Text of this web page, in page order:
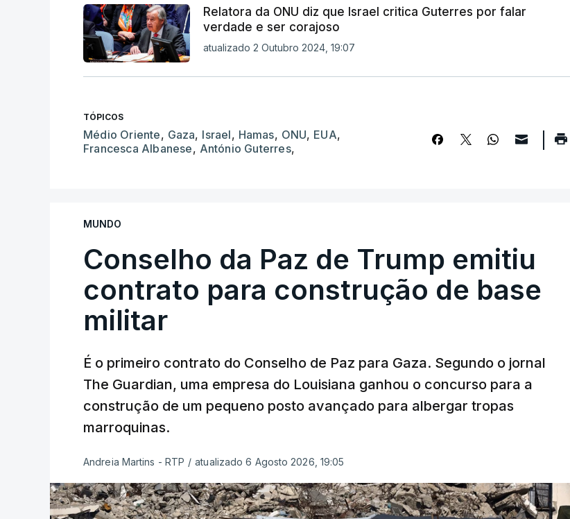
Relatora da ONU diz que Israel critica Guterres por falar
verdade e ser corajoso
atualizado 2 Outubro 2024, 19:07
TÓPICOS
Médio Oriente, Gaza, Israel, Hamas, ONU, EUA,
Francesca Albanese, António Guterres,
MUNDO
Conselho da Paz de Trump emitiu
contrato para construção de base
militar
É o primeiro contrato do Conselho de Paz para Gaza. Segundo o jornal
The Guardian, uma empresa do Louisiana ganhou o concurso para a
construção de um pequeno posto avançado para albergar tropas
marroquinas.
Andreia Martins - RTP / atualizado 6 Agosto 2026, 19:05